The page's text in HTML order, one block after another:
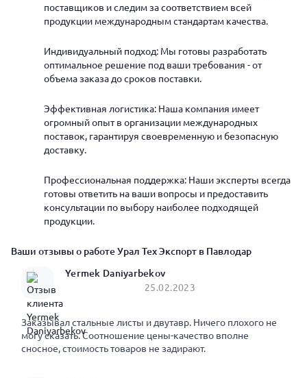
поставщиков и следим за соответствием всей
продукции международным стандартам качества.
Индивидуальный подход: Мы готовы разработать
оптимальное решение под ваши требования - от
объема заказа до сроков поставки.
Эффективная логистика: Наша компания имеет
огромный опыт в организации международных
поставок, гарантируя своевременную и безопасную
доставку.
Профессиональная поддержка: Наши эксперты всегда
готовы ответить на ваши вопросы и предоставить
консультации по выбору наиболее подходящей
продукции.
Ваши отзывы о работе Урал Тех Экспорт в Павлодар
Yermek Daniyarbekov
25.02.2023
Заказывал стальные листы и двутавр. Ничего плохого не
могу сказать. Соотношение цены-качество вполне
сносное, стоимость товаров не задирают.